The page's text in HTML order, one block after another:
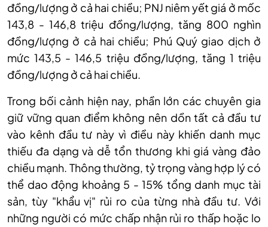
đồng/lượng ở cả hai chiều; PNJ niêm yết giá ở mốc
143,8 - 146,8 triệu đồng/lượng, tăng 800 nghìn
đồng/lượng ở cả hai chiều; Phú Quý giao dịch ở
mức 143,5 - 146,5 triệu đồng/lượng, tăng 1 triệu
đồng/lượng ở cả hai chiều.
Trong bối cảnh hiện nay, phần lớn các chuyên gia
giữ vững quan điểm không nên dồn tất cả đầu tư
vào kênh đầu tư nàyvì điều này khiến danh mục
thiếu đa dạng và dễ tổn thương khi giá vàng đảo
chiều mạnh. Thông thường, tỷ trọng vàng hợp lý có
thể dao động khoảng 5 - 15% tổng danh mục tài
sản, tùy "khẩu vị" rủi ro của từng nhà đầu tư. Với
những người có mức chấp nhận rủi ro thấp hoặc lo